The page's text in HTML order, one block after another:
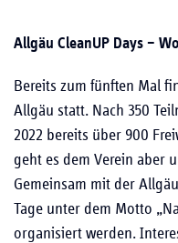
Allgäu CleanUP Days –
Bereits zum fünften Mal
Allgäu statt. Nach 350
2022 bereits über 900
geht es dem Verein aber
Gemeinsam mit der
Tage unter dem Motto
organisiert werden.